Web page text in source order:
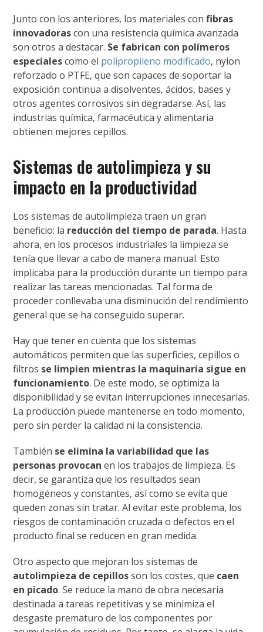
Junto con los anteriores, los materiales confibras
innovadorascon una resistencia química avanzada
son otros a destacar. Se fabrican con polímeros
especialescomo el polipropileno modificado, nylon
reforzado o PTFE, que son capaces de soportar la
exposición continua a disolventes, ácidos, bases y
otros agentes corrosivos sin degradarse. Así, las
industrias química, farmacéutica y alimentaria
obtienen mejores cepillos.
Sistemas de autolimpieza y su
impacto en la productividad
Los sistemas de autolimpieza traen un gran
beneficio: la reducción del tiempo de parada. Hasta
ahora, en los procesos industriales la limpieza se
tenía que llevar a cabo de manera manual. Esto
implicaba para la producción durante un tiempo para
realizar las tareas mencionadas. Tal forma de
proceder conllevaba una disminución del rendimiento
general que se ha conseguido superar.
Hay que tener en cuenta que los sistemas
automáticos permiten que las superficies, cepillos o
filtros se limpien mientras la maquinaria sigue en
funcionamiento. De este modo, se optimiza la
disponibilidad y se evitan interrupciones innecesarias.
La producción puede mantenerse en todo momento,
pero sin perder la calidad ni la consistencia.
También se elimina la variabilidad que las
personas provocan en los trabajos de limpieza. Es
decir, se garantiza que los resultados sean
homogéneos y constantes, así como se evita que
queden zonas sin tratar. Al evitar este problema, los
riesgos de contaminación cruzada o defectos en el
producto final se reducen en gran medida.
Otro aspecto que mejoran los sistemas de
autolimpieza de cepillosson los costes, que caen
en picado. Se reduce la mano de obra necesaria
destinada a tareas repetitivas y se minimiza el
desgaste prematuro de los componentes por